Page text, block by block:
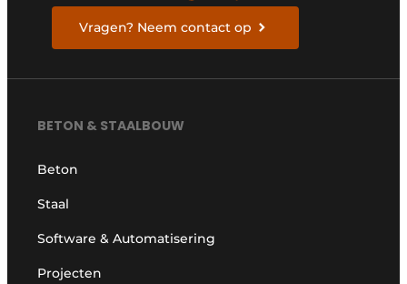
Vragen? Neem contact op
BETON & STAALBOUW
Beton
Staal
Software & Automatisering
Projecten